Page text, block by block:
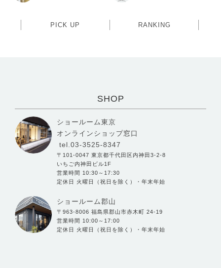
PICK UP RANKING
SHOP
ショールーム東京
オンラインショップ窓口
tel.03-3525-8347
〒101-0047 東京都千代田区内神田3-2-8
いちご内神田ビル1F
営業時間 10:30～17:30
定休日 火曜日（祝日を除く）・年末年始
ショールーム郡山
〒963-8006 福島県郡山市赤木町 24-19
営業時間 10:00～17:00
定休日 火曜日（祝日を除く）・年末年始